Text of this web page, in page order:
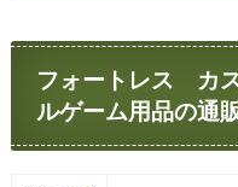
フォートレス カ
ルゲーム用品の通